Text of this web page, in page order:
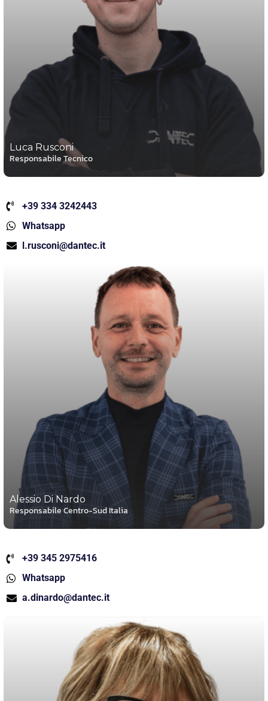
Luca Rusconi
Responsabile Tecnico
+39 334 3242443
Whatsapp
l.rusconi@dantec.it
Alessio Di Nardo
Responsabile Centro-Sud Italia
+39 345 2975416
Whatsapp
a.dinardo@dantec.it